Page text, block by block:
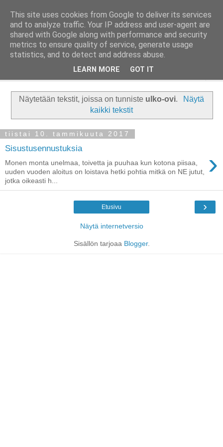
Taloja ja Toiveita
[ Sisustaa ] [ Remontoi ] [ Tuunaa ] [ Haaveilee ] [ Reissaa ]
Näytetään tekstit, joissa on tunniste ulko-ovi.
Näytä
kaikki tekstit
tiistai 10. tammikuuta 2017
Sisustusennustuksia ›
Monen monta unelmaa, toivetta ja puuhaa kun kotona piisaa,
uuden vuoden aloitus on loistava hetki pohtia mitkä on NE jutut,
jotka oikeasti h...
›
Etusivu
Näytä internetversio
Sisällön tarjoaa Blogger.
This site uses cookies from Google to deliver its services
and to analyze traffic. Your IP address and user-agent are
shared with Google along with performance and security
metrics to ensure quality of service, generate usage
statistics, and to detect and address abuse.
LEARN MORE GOT IT